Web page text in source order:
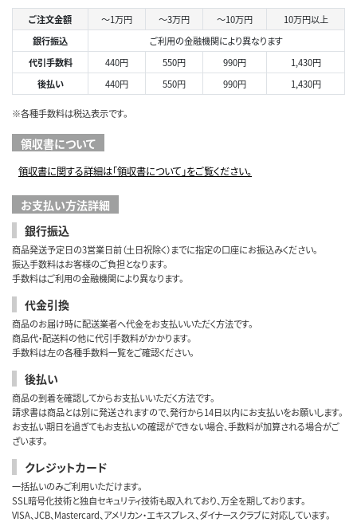
ご注文金額 ～1万円 ～3万円 ～10万円
10万円以上
銀行振込
ご利用の金融機関により異なります
代引手数料
440円 550円 990円
1,430円
後払い
440円 550円 990円 1,430円
※各種手数料は税込表示です。
領収書について
領収書に関する詳細は「領収書について」をご覧ください。
お支払い方法詳細
銀行振込
商品発送予定日の3営業日前（土日祝除く）までに指定の口座にお振込みください。
振込手数料はお客様のご負担となります。
手数料はご利用の金融機関により異なります。
代金引換
商品のお届け時に配送業者へ代金をお支払いいただく方法です。
商品代・配送料の他に代引手数料がかかります。
手数料は左の各種手数料一覧をご確認ください。
後払い
商品の到着を確認してからお支払いいただく方法です。
請求書は商品とは別に発送されますので、発行から14日以内にお支払いをお願いします。
お支払い期日を過ぎてもお支払いの確認ができない場合、手数料が加算される場合がご
ざいます。
クレジットカード
一括払いのみご利用いただけます。
SSL暗号化技術と独自セキュリティ技術も取入れており、万全を期しております。
VISA、JCB、Mastercard、アメリカン・エキスプレス、ダイナースクラブに対応しています。